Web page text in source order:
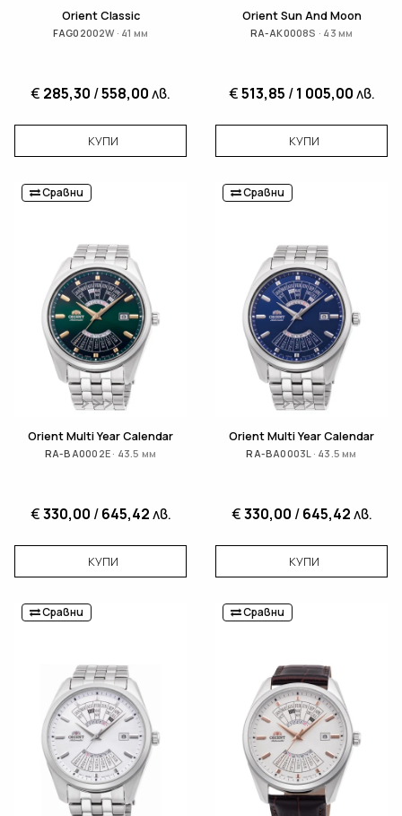
Orient Classic
FAG02002W · 41 мм
€ 285,30 /558,00лв.
КУПИ
Orient Sun And Moon
RA-AK0008S · 43 мм
€513,85 /1 005,00лв.
КУПИ
Сравни
Orient Multi Year Calendar
RA-BA0002E · 43.5 мм
€330,00 /645,42лв.
КУПИ
Сравни
Orient Multi Year Calendar
RA-BA0003L · 43.5 мм
€330,00 /645,42лв.
КУПИ
Сравни Сравни